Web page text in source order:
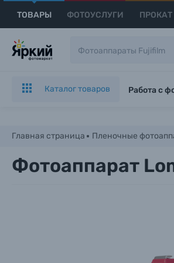
ТОВАРЫ ФОТОУСЛУГИ ПРОКАТ
Каталог товаров Работа с
Главная страница Пленочные
Фотоаппарат